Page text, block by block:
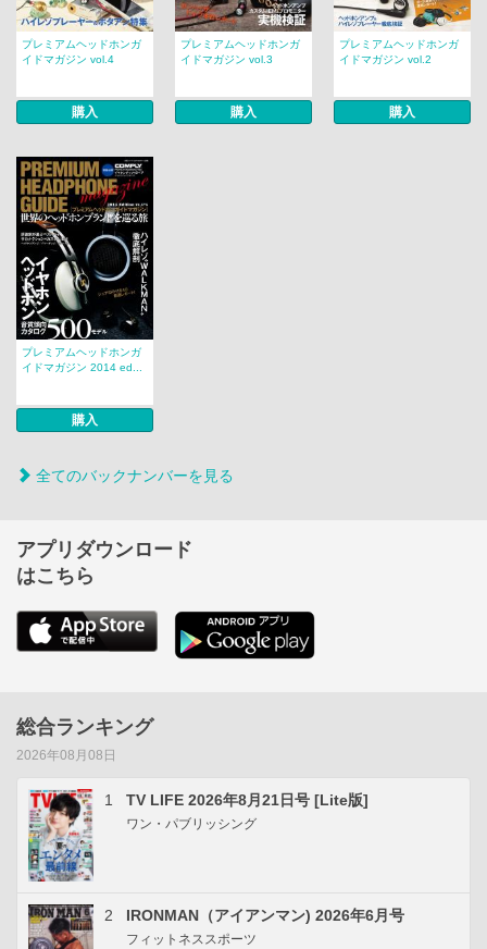
プレミアムヘッドホンガ
イドマガジン vol.4
購入
プレミアムヘッドホンガ
イドマガジン vol.3
購入
プレミアムヘッドホンガ
イドマガジン vol.2
購入
プレミアムヘッドホンガ
イドマガジン 2014 ed...
購入
全てのバックナンバーを見る
アプリダウンロード
はこちら
総合ランキング
2026年08月08日
1 TV LIFE 2026年8月21日号 [Lite版]
ワン・パブリッシング
2 IRONMAN（アイアンマン) 2026年6月号
フィットネススポーツ